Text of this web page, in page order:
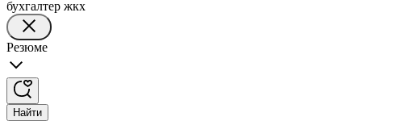
бухгалтер жкх
Резюме
Найти